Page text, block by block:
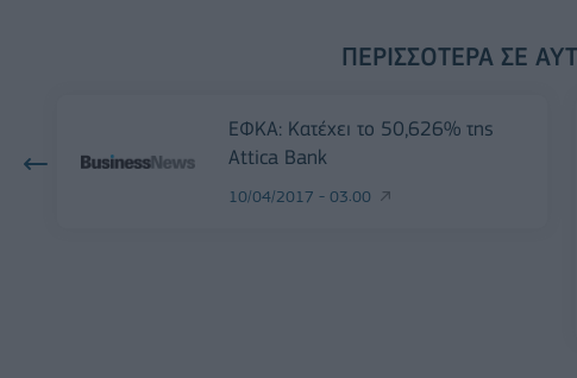
ΠΕΡΙΣΣΌΤΕΡΑ ΣΕ
ΕΦΚΑ: Κατέχει το 50,626% της
Attica Bank
10/04/2017 - 03:00